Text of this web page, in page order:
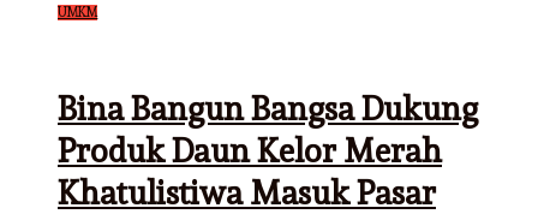
UMKM
Bina Bangun Bangsa Dukung
Produk Daun Kelor Merah
Khatulistiwa Masuk Pasar